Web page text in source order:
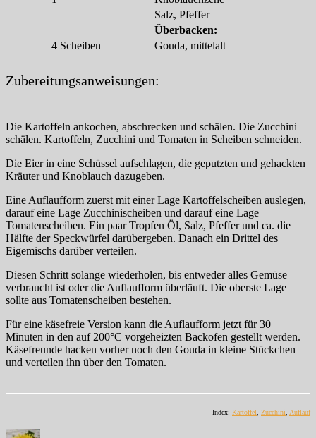
Salz, Pfeffer
Überbacken:
4 Scheiben Gouda, mittelalt
Zubereitungsanweisungen:
Die Kartoffeln ankochen, abschrecken und schälen. Die Zucchini
schälen. Kartoffeln, Zucchini und Tomaten in Scheiben schneiden.
Die Eier in eine Schüssel aufschlagen, die geputzten und gehackten
Kräuter und Knoblauch dazugeben.
Eine Auflaufform zuerst mit einer Lage Kartoffelscheiben auslegen,
darauf eine Lage Zucchinischeiben und darauf eine Lage
Tomatenscheiben. Ein paar Tropfen Öl, Salz, Pfeffer und ca. die
Hälfte der Speckwürfel darübergeben. Danach ein Drittel des
Eigemischs darüber verteilen.
Diesen Schritt solange wiederholen, bis entweder alles Gemüse
verbraucht ist oder die Auflaufform überläuft. Die oberste Lage
sollte aus Tomatenscheiben bestehen.
Für eine käsefreie Version kann die Auflaufform jetzt für 30
Minuten in den auf 200°C vorgeheizten Backofen gestellt werden.
Käsefreunde hacken vorher noch den Gouda in kleine Stückchen
und verteilen ihn über den Tomaten.
Index: Kartoffel Zucchini Auflauf